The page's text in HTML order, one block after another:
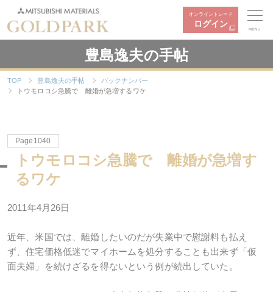
オンライントレード
ログイン
MENU
豊島逸夫の手帖
TOP 豊島逸夫の手帖
バックナンバー
トウモロコシ急騰で 離婚が急増するワケ
Page1040
トウモロコシ急騰で 離婚が急増す
るワケ
2011年4月26日
近年、米国では、離婚したいのだが失業中で慰謝料も払え
ず、住宅価格低迷でマイホームを処分することも出来ず「仮
面夫婦」を続けざるを得ないという例が続出していた。